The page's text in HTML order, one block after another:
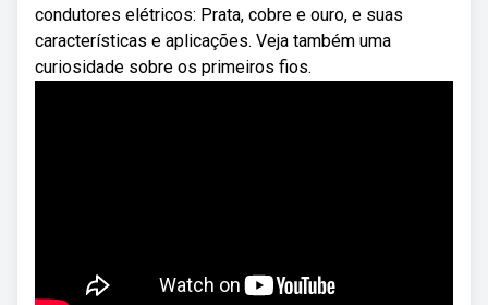
condutores elétricos: Prata, cobre e ouro, e suas
características e aplicações. Veja também uma
curiosidade sobre os primeiros fios.